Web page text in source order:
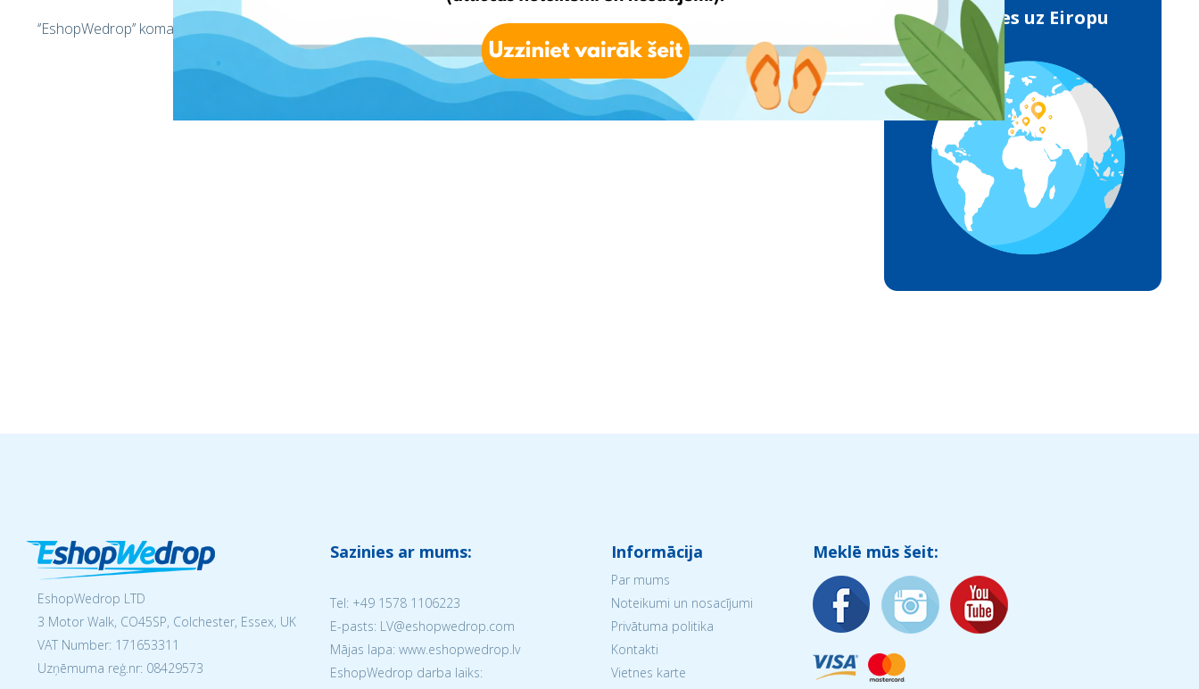
‘’EshopWedrop’’ komanda. Piegādes uz Eiropu
EshopWedrop LTD
3 Motor Walk, CO45SP, Colchester, Essex, UK
VAT Number: 171653311
Uzņēmuma reģ.nr: 08429573
Sazinies ar mums:
Tel: +49 1578 1106223
E-pasts: LV@eshopwedrop.com
Mājas lapa: www.eshopwedrop.lv
EshopWedrop darba laiks:
Informācija
Par mums
Noteikumi un nosacījumi
Privātuma politika
Kontakti
Vietnes karte
Meklē mūs šeit: